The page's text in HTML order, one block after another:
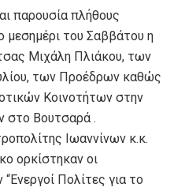
παρουσία πλήθους
μεσημέρι του Σαββάτου η
Μιχάλη Πλιάκου, των
των Προέδρων καθώς
Κοινοτήτων στην
στο Βουτσαρά .
Ιωαννίνων κ.κ.
ορκίστηκαν οι
Πολίτες για το